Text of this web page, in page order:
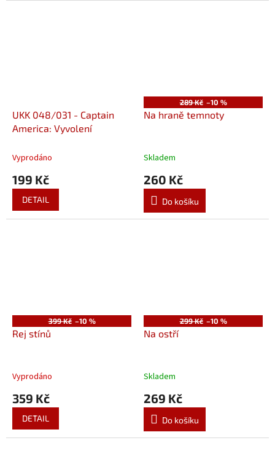
UKK 048/031 - Captain
America: Vyvolení
Vyprodáno
199 Kč
DETAIL
289 Kč –10 %
Na hraně temnoty
Skladem
260 Kč
Do košíku
399 Kč –10 %
Rej stínů
Vyprodáno
359 Kč
DETAIL
299 Kč –10 %
Na ostří
Skladem
269 Kč
Do košíku